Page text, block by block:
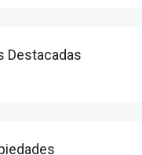
Destacadas